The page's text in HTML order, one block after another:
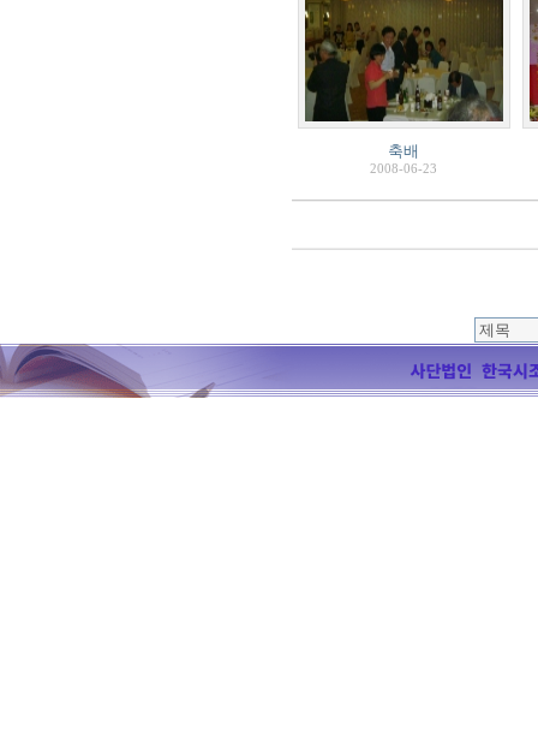
축배
2008-06-23